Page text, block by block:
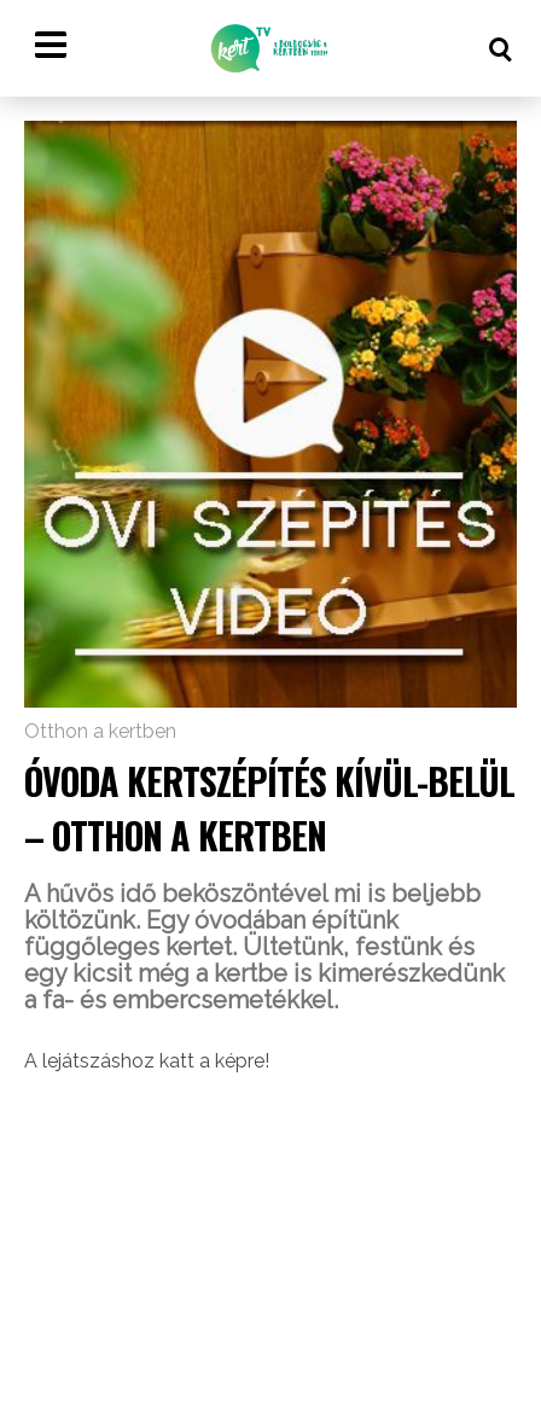
Otthon a kertben
ÓVODA KERTSZÉPÍTÉS KÍVÜL-BELÜL
– OTTHON A KERTBEN
A hűvös idő beköszöntével mi is beljebb
költözünk. Egy óvodában építünk
függőleges kertet. Ültetünk, festünk és
egy kicsit még a kertbe is kimerészkedünk
a fa- és embercsemetékkel.
A lejátszáshoz katt a képre!